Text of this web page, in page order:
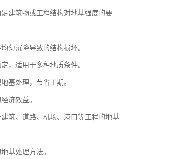
建筑物或工程结构对地基强度的要
匀沉降导致的结构损坏。
，适用于多种地质条件。
基处理，节省工期。
济效益。
筑、道路、机场、港口等工程的地基
基处理方法。